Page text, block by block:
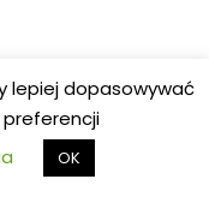
lepiej dopasowywać
OK